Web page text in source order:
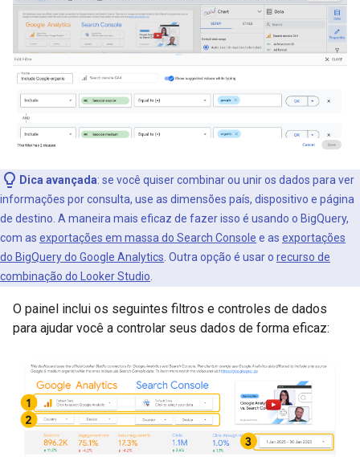
Dica avançada: se você quiser combinar ou unir os dados para ver
informações por consulta, use as dimensões país, dispositivo e página
de destino. A maneira mais eficaz de fazer isso é usando o BigQuery,
com as exportações em massa do Search Console e as exportações
do BigQuery do Google Analytics . Outra opção é usar o recurso de
combinação do Looker Studio
O painel inclui os seguintes filtros e controles de dados
para ajudar você a controlar seus dados de forma eficaz: